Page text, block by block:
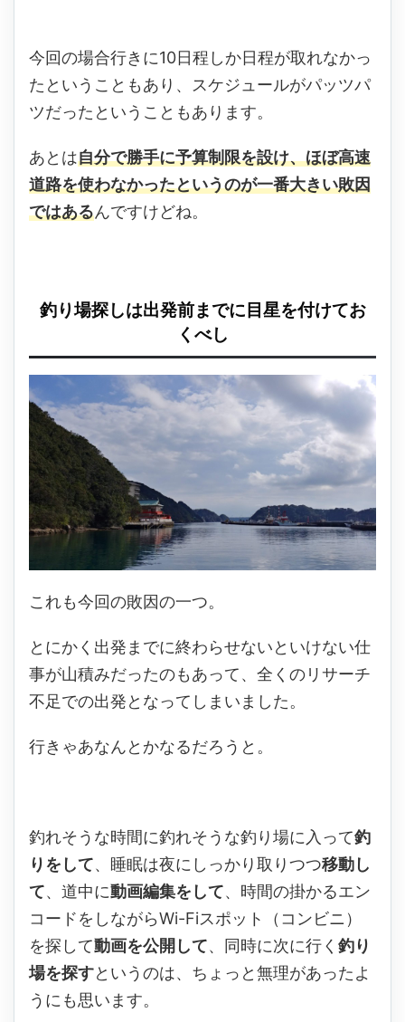
今回の場合行きに10日程しか日程が取れなかっ
たということもあり、スケジュールがパッツパ
ツだったということもあります。
あとは自分で勝手に予算制限を設け、ほぼ高速
道路を使わなかったというのが一番大きい敗因
ではあるんですけどね。
釣り場探しは出発前までに目星を付けてお
くべし
これも今回の敗因の一つ。
とにかく出発までに終わらせないといけない仕
事が山積みだったのもあって、全くのリサーチ
不足での出発となってしまいました。
行きゃあなんとかなるだろうと。
釣れそうな時間に釣れそうな釣り場に入って釣
りをして、睡眠は夜にしっかり取りつつ移動し
て、道中に動画編集をして、時間の掛かるエン
コードをしながらWi-Fiスポット（コンビニ）
を探して動画を公開して、同時に次に行く 釣り
場を探すというのは、ちょっと無理があったよ
うにも思います。